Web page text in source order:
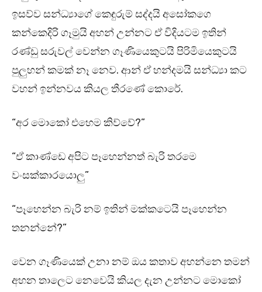
ඉසව්ව සන්ධ්‍යාගේ කෙඳුරුම් සද්දයි අසෝකගෙ
කන්කෙදිරි ගෑමුයි අහන් උන්නට ඒ විදියටම ඉතින්
රණ්ඩු සරුවල් වෙන්න ගෑණියෙකුටයි පිරිමියෙකුටයි
පුලුහන් කමක් නෑ නෙව. ආන් ඒ හන්දමයි සන්ධ්‍යා කට
වහන් ඉන්නවය කියල තීරණේ කොරේ.
“අර මොකෝ එහෙම කිව්වේ?”
“ඒ කාණ්ඩෙ අපිට පෑහෙන්නත් බැරි තරමෙ
වංසක්කාරයොලු”
“පෑහෙන්න බැරි නම් ඉතින් මක්කටෙයි පෑහෙන්න
තනන්නේ?”
වෙන ගෑණියෙක් උනා නම් ඔය කතාව අහන්නෙ තමන්
අහන තාලෙට නෙවෙයි කියල දැන උන්නට මොකෝ